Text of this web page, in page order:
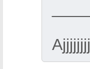
Ajjjjjjjj